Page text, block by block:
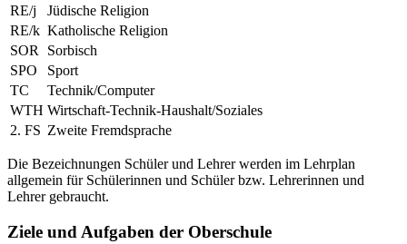
RE/j
Jüdische Religion
RE/k Katholische Religion
SOR
Sorbisch
SPO
Sport
TC
Technik/Computer
WTH Wirtschaft-Technik-Haushalt/Soziales
2. FS Zweite Fremdsprache
Die Bezeichnungen Schüler und Lehrer werden im Lehrplan
allgemein für Schülerinnen und Schüler bzw. Lehrerinnen und
Lehrer gebraucht.
Ziele und Aufgaben der Oberschule